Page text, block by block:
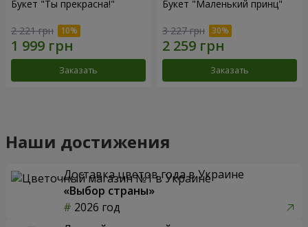
Букет "Ты прекрасна!"
2 221 грн
Заказать
Букет "Маленький принц"
3 227 грн
Заказать
Наши достижения
Доставка цветов года в Украине
«Выбор страны»
2026 год